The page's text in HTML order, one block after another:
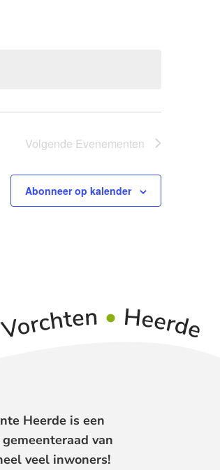
Volgende Evenementen
Abonneer op kalender
Heerde is een
van
veel inwoners!